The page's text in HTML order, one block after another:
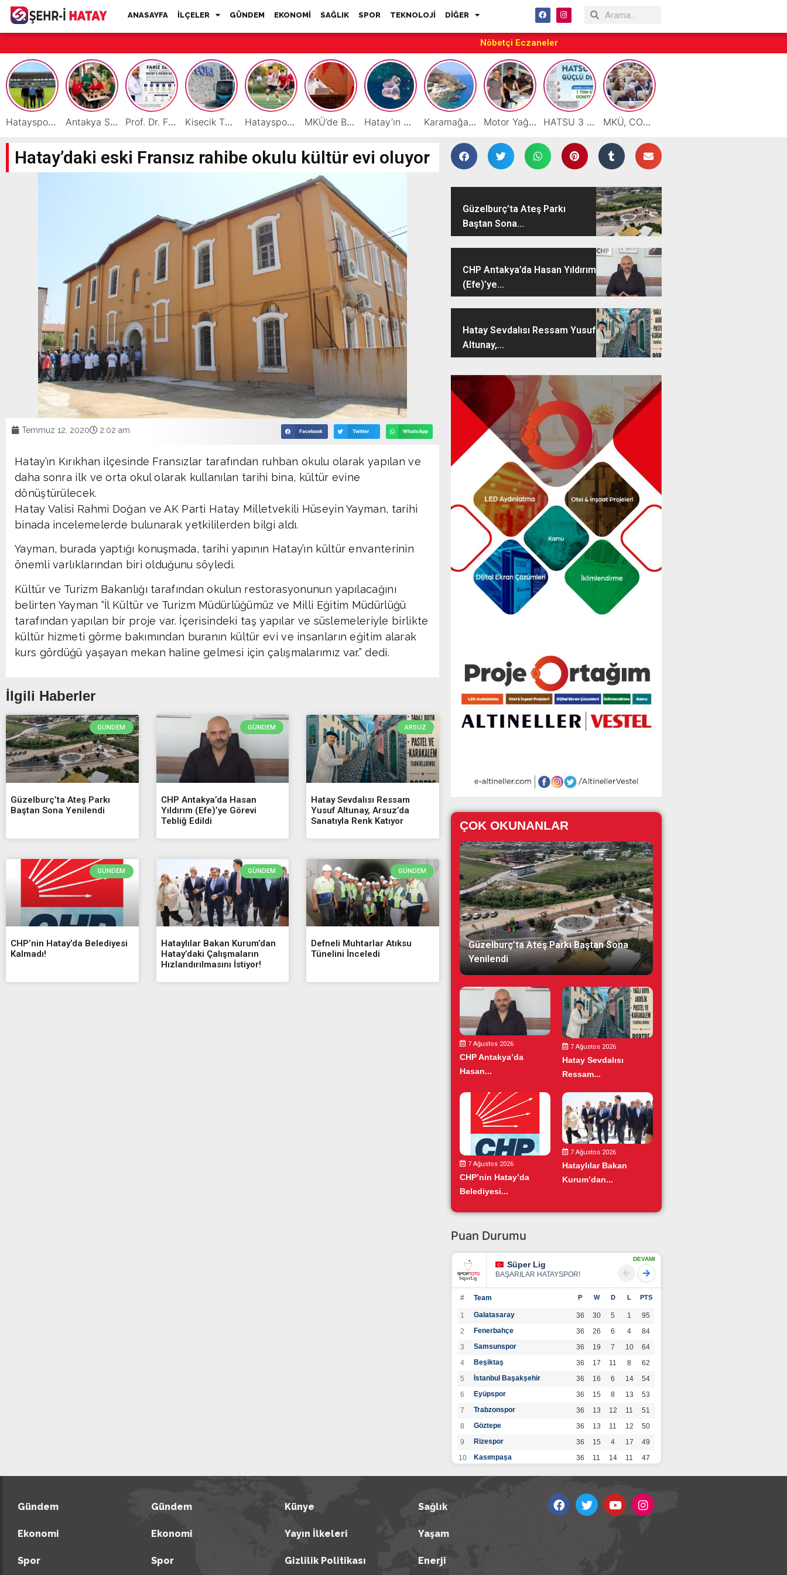
ANASAYFA İLÇELER GÜNDEM EKONOMİ SAĞLIK SPOR TEKNOLOJİ DİĞER
Nöbetçi Eczaneler
Hatayspor İç Saha Maçlarını Reyhanlı’da Oynamaya Hazırlanıyor Antakya Simidi Türkiye’nin Lezzet Zirvesinde Prof. Dr. Fariz Selimli, Uluslararası Başarılarıyla Hatay’a Değer Katıyor Kisecik TOKİ’lere Toplu Ulaşım Hizmeti Başladı Hatayspor’daki büyük kriz gençler için büyük bir fırsat MKÜ’de BAP ve TÜBİTAK 1001 Projeleri Masaya Yatırıldı Hatay’ın Deniz ve Sahillerini Kirleten Tesislere Ceza Yağdı! Karamağara Koyu Doğu Akdeniz’in Turizm Yıldızı Oluyor Motor Yağı ve Aküde Güvenilir Hizmet Antakya’da Başladı HATSU 3 İlçede Ağustos Ayı Faturalarında Bir Ton Suyu Ücretsiz Tanımladı MKÜ, COP31 Hazırlık Sürecinde Bilim Diplomasisine Katkı Sunacak
Hatay’daki eski Fransız rahibe okulu kültür evi oluyor
Temmuz 12, 2020 2:02 am Facebook Twitter WhatsApp
Hatay’ın Kırıkhan ilçesinde Fransızlar tarafından ruhban okulu olarak yapılan ve
daha sonra ilk ve orta okul olarak kullanılan tarihi bina, kültür evine
dönüştürülecek.
Hatay Valisi Rahmi Doğan ve AK Parti Hatay Milletvekili Hüseyin Yayman, tarihi
binada incelemelerde bulunarak yetkililerden bilgi aldı.
Yayman, burada yaptığı konuşmada, tarihi yapının Hatay’ın kültür envanterinin
önemli varlıklarından biri olduğunu söyledi.
Kültür ve Turizm Bakanlığı tarafından okulun restorasyonunun yapılacağını
belirten Yayman “İl Kültür ve Turizm Müdürlüğümüz ve Milli Eğitim Müdürlüğü
tarafından yapılan bir proje var. İçerisindeki taş yapılar ve süslemeleriyle birlikte
kültür hizmeti görme bakımından buranın kültür evi ve insanların eğitim alarak
kurs gördüğü yaşayan mekan haline gelmesi için çalışmalarımız var.” dedi.
İlgili Haberler
GÜNDEM
Güzelburç’ta Ateş Parkı
Baştan Sona Yenilendi
GÜNDEM
CHP Antakya’da Hasan
Yıldırım (Efe)’ye Görevi
Tebliğ Edildi
ARSUZ
Hatay Sevdalısı Ressam
Yusuf Altunay, Arsuz’da
Sanatıyla Renk Katıyor
GÜNDEM
CHP’nin Hatay’da Belediyesi
Kalmadı!
GÜNDEM
Hataylılar Bakan Kurum’dan
Hatay’daki Çalışmaların
Hızlandırılmasını İstiyor!
GÜNDEM
Defneli Muhtarlar Atıksu
Tünelini İnceledi
Güzelburç’ta Ateş Parkı
Baştan Sona...
CHP Antakya’da Hasan Yıldırım
(Efe)’ye...
Hatay Sevdalısı Ressam Yusuf
Altunay,...
ÇOK OKUNANLAR
Güzelburç’ta Ateş Parkı Baştan Sona
Yenilendi
7 Ağustos 2026
CHP Antakya’da
Hasan...
7 Ağustos 2026
Hatay Sevdalısı
Ressam...
7 Ağustos 2026
CHP’nin Hatay’da
Belediyesi...
7 Ağustos 2026
Hataylılar Bakan
Kurum’dan...
Puan Durumu
Süper Lig
BAŞARILAR HATAYSPOR!
DEVAMI
# Team P W D L PTS
1 Galatasaray 36 30 5 1
95
2
Fenerbahçe 36 26 6 4
84
3
Samsunspor 36 19 7 10
64
4
Beşiktaş 36 17 11 8
62
5
İstanbul Başakşehir 36 16 6 14
54
6
Eyüpspor 36 15 8 13
53
7
Trabzonspor 36 13 12 11
51
8
Göztepe 36 13 11 12
50
9
Rizespor 36 15 4 17
49
10
Kasımpaşa 36 11 14 11
47
36 12 9 15
45
Gündem
Ekonomi
Spor
Gündem
Ekonomi
Spor
Künye
Yayın İlkeleri
Gizlilik Politikası
Sağlık
Yaşam
Enerji